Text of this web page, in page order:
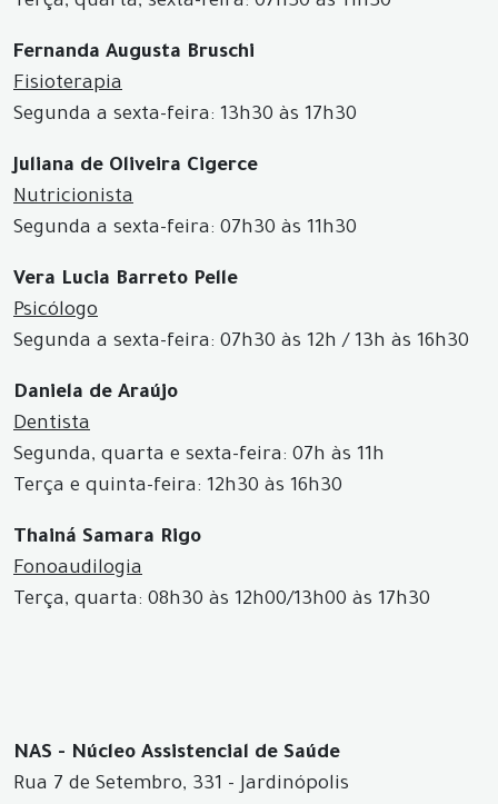
Fernanda Augusta Bruschi
Fisioterapia
Segunda a sexta-feira: 13h30 às 17h30
Juliana de Oliveira Cigerce
Nutricionista
Segunda a sexta-feira: 07h30 às 11h30
Vera Lucia Barreto Pelle
Psicólogo
Segunda a sexta-feira: 07h30 às 12h / 13h às 16h30
Daniela de Araújo
Dentista
Segunda, quarta e sexta-feira: 07h às 11h
Terça e quinta-feira: 12h30 às 16h30
Thainá Samara Rigo
Fonoaudilogia
Terça, quarta: 08h30 às 12h00/13h00 às 17h30
NAS - Núcleo Assistencial de Saúde
Rua 7 de Setembro, 331 - Jardinópolis